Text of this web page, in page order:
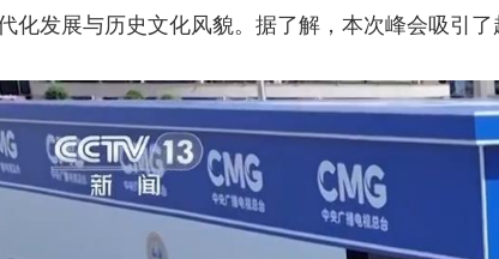
化发展与历史文化风貌。据了解，本次峰会吸引了